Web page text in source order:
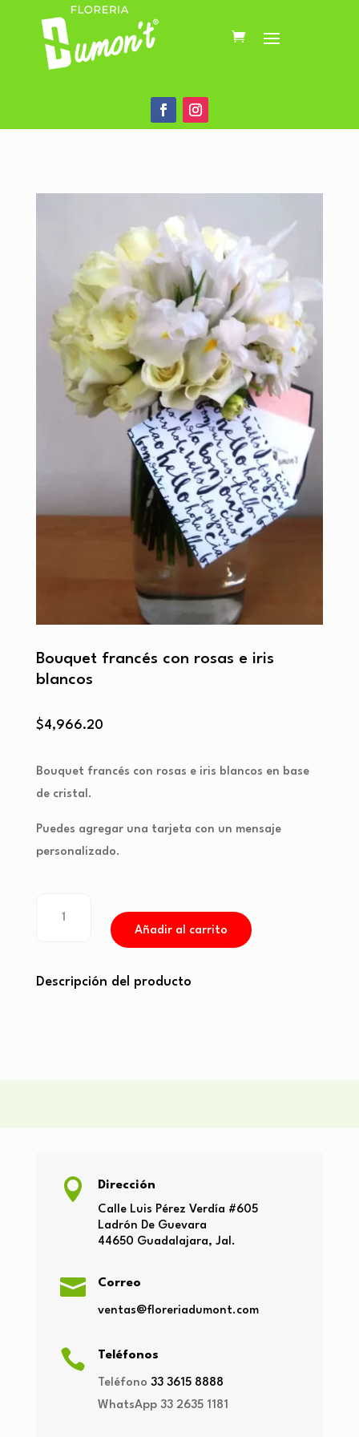
Bouquet francés con rosas e iris
blancos
$4,966.20
Bouquet francés con rosas e iris blancos en base
de cristal.
Puedes agregar una tarjeta con un mensaje
personalizado.
francés
iris
Añadir al carrito
Descripción del producto
 Dirección
Calle Luis Pérez Verdía #605
Ladrón De Guevara
44650 Guadalajara, Jal.
 Correo
ventas@floreriadumont.com
 Teléfonos
Teléfono 33 3615 8888
WhatsApp33 2635 1181